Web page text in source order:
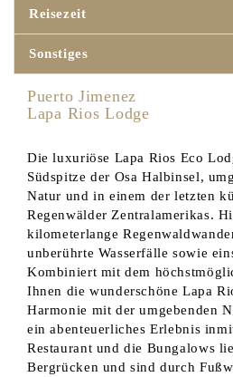
Reisezeit
Sonstiges
Puerto Jimenez
Lapa Rios Lodge
Die luxuriöse Lapa Rios Eco
Südspitze der Osa Halbinsel,
Natur und in einem der letzten
Regenwälder Zentralamerikas.
kilometerlange
unberührte Wasserfälle sowie
Kombiniert mit dem
Ihnen die wunderschöne Lapa
Harmonie mit der umgebenden
ein abenteuerliches Erlebnis
Restaurant und die Bungalows
Bergrücken und sind durch